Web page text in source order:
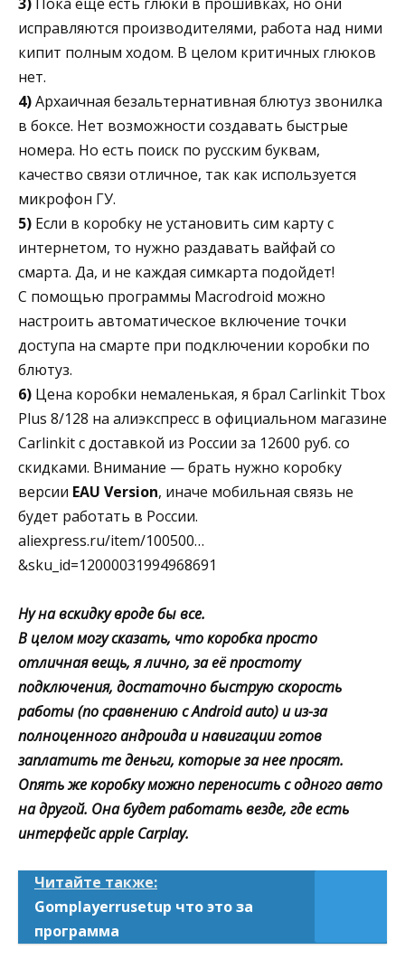
исправляются производителями, работа над ними
кипит полным ходом. В целом критичных глюков
нет.
4)Архаичная безальтернативная блютуз звонилка
в боксе. Нет возможности создавать быстрые
номера. Но есть поиск по русским буквам,
качество связи отличное, так как используется
микрофон ГУ.
5) Если в коробку не установить сим карту с
интернетом, то нужно раздавать вайфай со
смарта. Да, и не каждая симкарта подойдет!
С помощью программы Macrodroid можно
настроить автоматическое включение точки
доступа на смарте при подключении коробки по
блютуз.
6) Цена коробки немаленькая, я брал Carlinkit Tbox
Plus 8/128 на алиэкспресс в официальном магазине
Carlinkit с доставкой из России за 12600 руб. со
скидками. Внимание — брать нужно коробку
версии EAU Version, иначе мобильная связь не
будет работать в России.
aliexpress.ru/item/100500…
&sku_id=12000031994968691
Ну на вскидку вроде бы все.
В целом могу сказать, что коробка просто
отличная вещь, я лично, за её простоту
подключения, достаточно быструю скорость
работы (по сравнению с Android auto) и из-за
полноценного андроида и навигации готов
заплатить те деньги, которые за нее просят.
Опять же коробку можно переносить с одного авто
на другой. Она будет работать везде, где есть
интерфейс apple Carplay.
Читайте также:
Gomplayerrusetup что это за
программа